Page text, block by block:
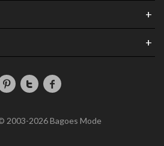
+
+
2003-2026 Bagoes Mode